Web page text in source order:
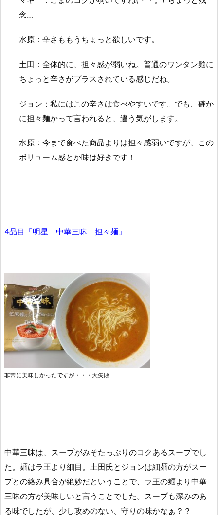
念…
水原：辛さももうちょっと欲しいです。
土田：全体的に、担々感が弱いね。普通のワンタン麺に
ちょっと辛さがプラスされている感じだね。
ジョン：私にはこの辛さは食べやすいです。でも、確か
に担々麺かって言われると、違う気がします。
水原：今まで食べた商品よりは担々感弱いですが、この
ボリューム感とか味は好きです！
4品目「明星 中華三昧 担々麺」
非常に美味しかったですが・・・大失敗
中華三昧は、スープがみそたっぷりのコクあるスープでし
た。麺はラ王より細目。土田氏とジョンは細麺の方がスー
プとの絡み具合が絶妙だということで、ラ王の麺より中華
三昧の方が美味しいと言うことでした。スープも深みのあ
る味でしたが、少し攻めのない、守りの味かなぁ？？